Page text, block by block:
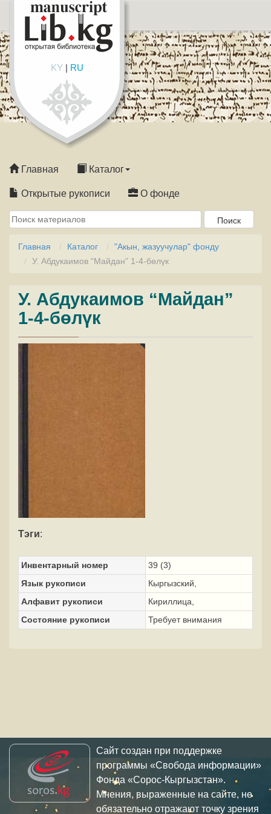
KY| RU
Главная Каталог
Открытые рукописи О фонде
Главная Каталог
"Акын, жазуучулар" фонду
У. Абдукаимов “Майдан” 1-4-бөлүк
У. Абдукаимов “Майдан”
1-4-бөлүк
Тэги:
Инвентарный номер
39 (3)
Язык рукописи
Кыргызский,
Алфавит рукописи
Кириллица,
Состояние рукописи
Требует внимания
Сайт создан при поддержке
программы «Свобода информации»
Фонда «Сорос-Кыргызстан».
Мнения, выраженные на сайте, не
обязательно отражают точку зрения